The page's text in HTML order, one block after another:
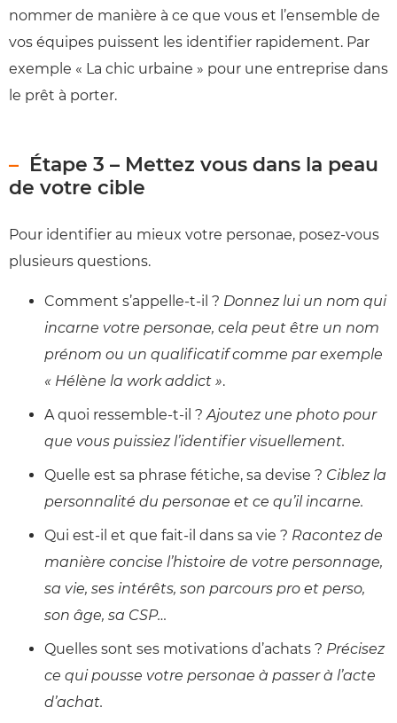
nommer de manière à ce que vous et l’ensemble de
vos équipes puissent les identifier rapidement. Par
exemple « La chic urbaine » pour une entreprise dans
le prêt à porter.
Étape 3 – Mettez vous dans la peau
de votre cible
Pour identifier au mieux votre personae, posez-vous
plusieurs questions.
Comment s’appelle-t-il ? Donnez lui un nom qui
incarne votre personae, cela peut être un nom
prénom ou un qualificatif comme par exemple
« Hélène la work addict ».
A quoi ressemble-t-il ? Ajoutez une photo pour
que vous puissiez l’identifier visuellement.
Quelle est sa phrase fétiche, sa devise ? Ciblez la
personnalité du personae et ce qu’il incarne.
Qui est-il et que fait-il dans sa vie ? Racontez de
manière concise l’histoire de votre personnage,
sa vie, ses intérêts, son parcours pro et perso,
son âge, sa CSP…
Quelles sont ses motivations d’achats ? Précisez
ce qui pousse votre personae à passer à l’acte
d’achat.